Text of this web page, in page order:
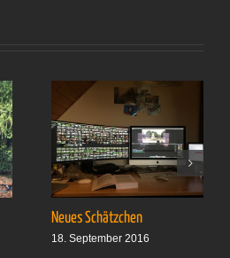
Neues Schätzchen
18. September 2016